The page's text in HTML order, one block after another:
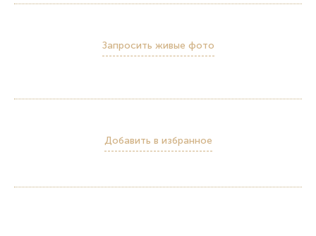
Запросить живые фото
Добавить в избранное